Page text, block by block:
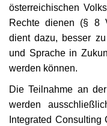
Unser Briefkasten
Galerie
Language
österreichischen
Rechte dienen (§ 8
dient dazu, besser
und Sprache in
werden können.
Die Teilnahme an
werden
Integrated